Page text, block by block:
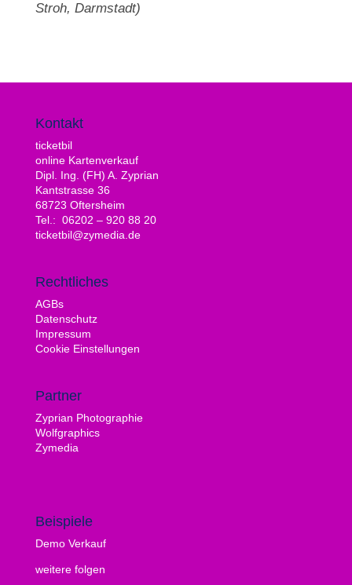
Stroh, Darmstadt)
Kontakt
ticketbil
online Kartenverkauf
Dipl. Ing. (FH) A. Zyprian
Kantstrasse 36
68723 Oftersheim
Tel.: 06202 – 920 88 20
ticketbil@zymedia.de
Rechtliches
AGBs
Datenschutz
Impressum
Cookie Einstellungen
Partner
Zyprian Photographie
Wolfgraphics
Zymedia
Beispiele
Demo Verkauf
weitere folgen